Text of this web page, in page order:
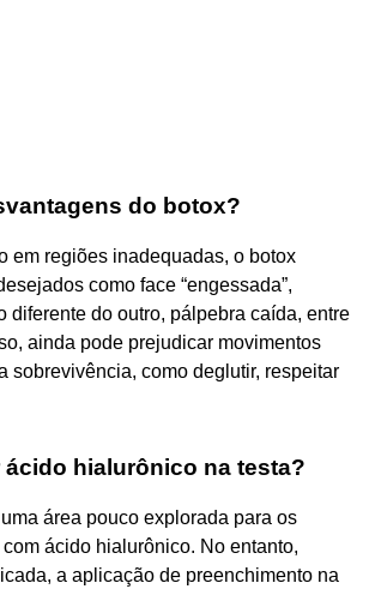
do botox?
em regiões inadequadas, o botox
como face “engessada”,
diferente do outro, pálpebra caída, entre
ainda pode prejudicar movimentos
sobrevivência, como deglutir, respeitar
ácido hialurônico na testa?
área pouco explorada para os
ácido hialurônico. No entanto,
a aplicação de preenchimento na